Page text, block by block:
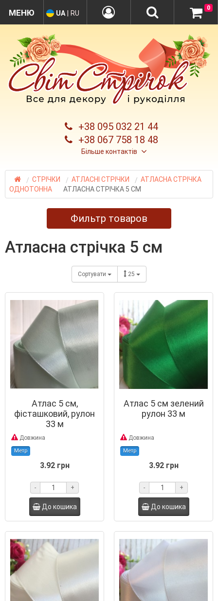
+38 095 032 21 44
+38 067 758 18 48
Більше контактів
UA RU
0
СТРІЧКИ АТЛАСНІ СТРІЧКИ
АТЛАСНА СТРІЧКА
ОДНОТОННА
АТЛАСНА СТРІЧКА 5 СМ
Фильтр товаров
атласна стрічка 5 см
Сортувати 25
Атлас 5 см,
фісташковий, рулон
33 м
Довжина
Метр
3.92 грн
- +
До кошика
Атлас 5 см зелений
рулон 33 м
Довжина
Метр
3.92 грн
- +
До кошика